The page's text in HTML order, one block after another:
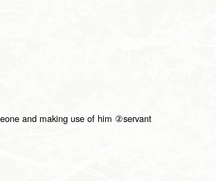
and making use of him ②servant